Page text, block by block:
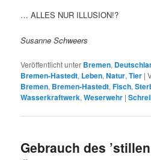
… ALLES NUR ILLUSION!?
Susanne Schweers
Veröffentlicht unter Bremen,
Bremen-Hastedt, Leben,Natur,Tier |
Bremen, Bremen-Hastedt,Fisch,
Wasserkraftwerk,Weserwehr |
Gebrauch des ’stillen